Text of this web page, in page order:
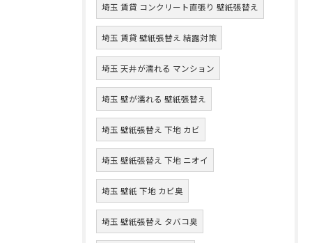
埼玉 賃貸 コンクリート直張り 壁紙張替え
埼玉 賃貸 壁紙張替え 結露対策
埼玉 天井が濡れる マンション
埼玉 壁が濡れる 壁紙張替え
埼玉 壁紙張替え 下地 カビ
埼玉 壁紙張替え 下地 ニオイ
埼玉 壁紙 下地 カビ臭
埼玉 壁紙張替え タバコ臭